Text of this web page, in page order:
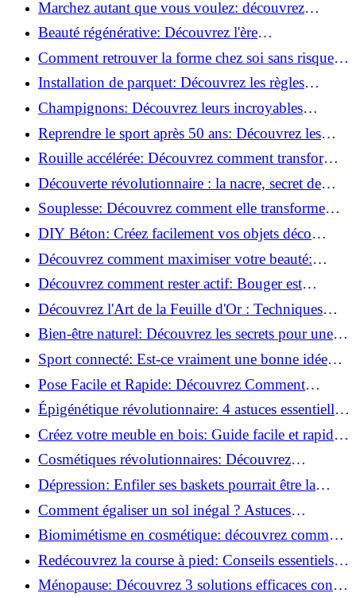
Marchez autant que vous voulez: découvrez
pourquoi c'est bénéfique!
Beauté régénérative: Découvrez l'ère
révolutionnaire de la cosmétique verte!
Comment retrouver la forme chez soi sans risque
de blessure: Techniques et conseils sûrs!
Installation de parquet: Découvrez les règles
essentielles à respecter!
Champignons: Découvrez leurs incroyables
pouvoirs antioxydants!
Reprendre le sport après 50 ans: Découvrez les
meilleures méthodes!
Rouille accélérée: Découvrez comment transformer
la corrosion en déco tendance!
Découverte révolutionnaire : la nacre, secret de
régénération inouï !
Souplesse: Découvrez comment elle transforme
votre performance sportive!
DIY Béton: Créez facilement vos objets déco
tendance!
Découvrez comment maximiser votre beauté:
Astuces et secrets révélés!
Découvrez comment rester actif: Bouger est
toujours possible!
Découvrez l'Art de la Feuille d'Or : Techniques
Incontournables pour Réussir!
Bien-être naturel: Découvrez les secrets pour une
vie saine!
Sport connecté: Est-ce vraiment une bonne idée
pour vous?
Pose Facile et Rapide: Découvrez Comment
Monter des Carreaux de Béton Cellulaire!
Épigénétique révolutionnaire: 4 astuces essentielles
pour transformer votre bien-être!
Créez votre meuble en bois: Guide facile et rapide
pour débutants!
Cosmétiques révolutionnaires: Découvrez
comment les fermes verticales transforment la
beauté!
Dépression: Enfiler ses baskets pourrait être la
solution!
Comment égaliser un sol inégal ? Astuces
infaillibles pour réussir !
Biomimétisme en cosmétique: découvrez comment
la nature inspire l'avenir des soins beauté!
Redécouvrez la course à pied: Conseils essentiels
pour reprendre!
Ménopause: Découvrez 3 solutions efficaces contre